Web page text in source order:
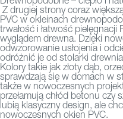
Z drugiej strony coraz
PVC w okleinach
trwałość i łatwość pielęgnacji
wyglądem drewna. Dzięki
odwzorowanie usłojenia i
odróżnić je od stolarki
Kolory takie jak złoty dąb,
sprawdzają się w domach w
także w nowoczesnych
przełamują chłód betonu czy
lubią klasyczny design, ale
nowoczesnych okien PVC.